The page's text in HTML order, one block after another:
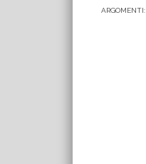
ARGOMENTI: